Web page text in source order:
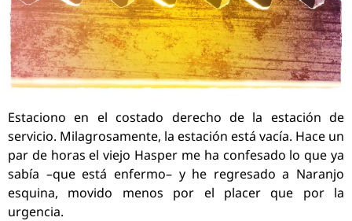
Estaciono en el costado derecho de la estación de
servicio. Milagrosamente, la estación está vacía. Hace un
par de horas el viejo Hasper me ha confesado lo que ya
sabía –que está enfermo– y he regresado a Naranjo
esquina, movido menos por el placer que por la
urgencia.